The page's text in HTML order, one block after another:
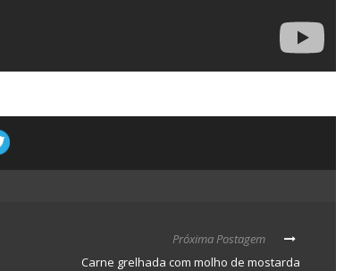
Próxima Postagem
Carne grelhada com molho de mostarda